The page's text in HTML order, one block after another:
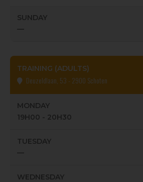
SUNDAY
—
TRAINING (ADULTS)
Deuzeldlaan, 53 - 2900 Schoten
MONDAY
19H00 - 20H30
TUESDAY
—
WEDNESDAY